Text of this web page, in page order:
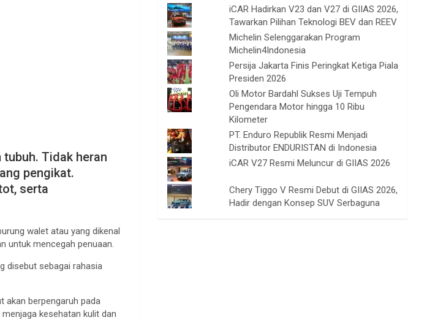
Tidak heran
pengikat.
serta
walet atau yang dikenal
untuk mencegah penuaan.
disebut sebagai rahasia
akan berpengaruh pada
kesehatan kulit dan
iCAR Hadirkan V23 dan V27 di GIIAS 2026,
Tawarkan Pilihan Teknologi BEV dan REEV
Michelin Selenggarakan Program
Michelin4Indonesia
Persija Jakarta Finis Peringkat Ketiga Piala
Presiden 2026
Oli Motor Bardahl Sukses Uji Tempuh
Pengendara Motor hingga 10 Ribu
Kilometer
PT. Enduro Republik Resmi Menjadi
Distributor ENDURISTAN di Indonesia
iCAR V27 Resmi Meluncur di GIIAS 2026
Chery Tiggo V Resmi Debut di GIIAS 2026,
Hadir dengan Konsep SUV Serbaguna